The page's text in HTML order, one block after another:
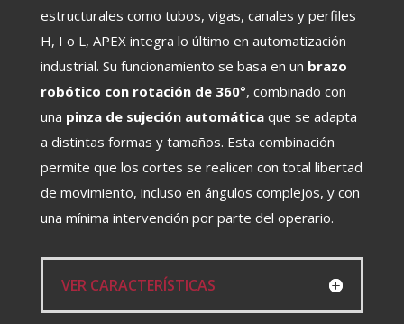
estructurales como tubos, vigas, canales y perfiles
H, I o L, APEX integra lo último en automatización
industrial. Su funcionamiento se basa en un brazo
robótico con rotación de 360°, combinado con
una pinza de sujeción automáticaque se adapta
a distintas formas y tamaños. Esta combinación
permite que los cortes se realicen con total libertad
de movimiento, incluso en ángulos complejos, y con
una mínima intervención por parte del operario.
VER CARACTERÍSTICAS